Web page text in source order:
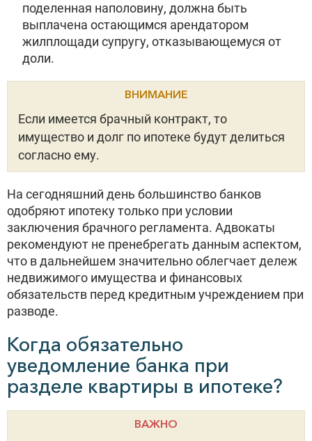
поделенная наполовину, должна быть
выплачена остающимся арендатором
жилплощади супругу, отказывающемуся от
доли.
ВНИМАНИЕ
Если имеется брачный контракт, то
имущество и долг по ипотеке будут делиться
согласно ему.
На сегодняшний день большинство банков
одобряют ипотеку только при условии
заключения брачного регламента. Адвокаты
рекомендуют не пренебрегать данным аспектом,
что в дальнейшем значительно облегчает дележ
недвижимого имущества и финансовых
обязательств перед кредитным учреждением при
разводе.
Когда обязательно
уведомление банка при
разделе квартиры в ипотеке?
ВАЖНО